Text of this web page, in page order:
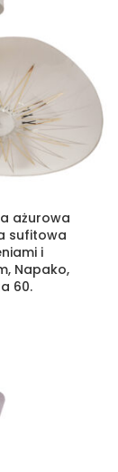
ażurowa
sufitowa
i
Napako,
60.